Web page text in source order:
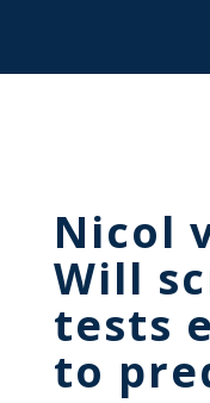
Nicol
Will
tests
to